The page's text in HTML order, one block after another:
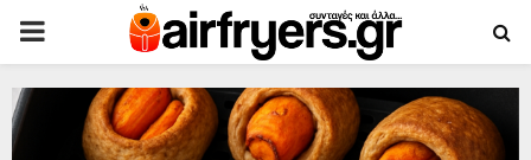
PRIMARY
MENU